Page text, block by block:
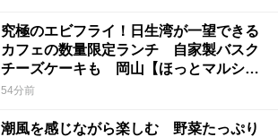
究極のエビフライ！日生湾が一望できる
カフェの数量限定ランチ 自家製バスク
チーズケーキも 岡山【ほっとマルシ
ェ】
54分前
潮風を感じながら楽しむ 野菜たっぷり